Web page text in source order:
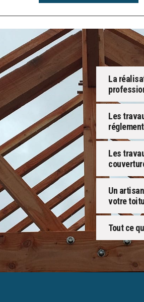
La
Les
Les
Un
votre
Tout ce